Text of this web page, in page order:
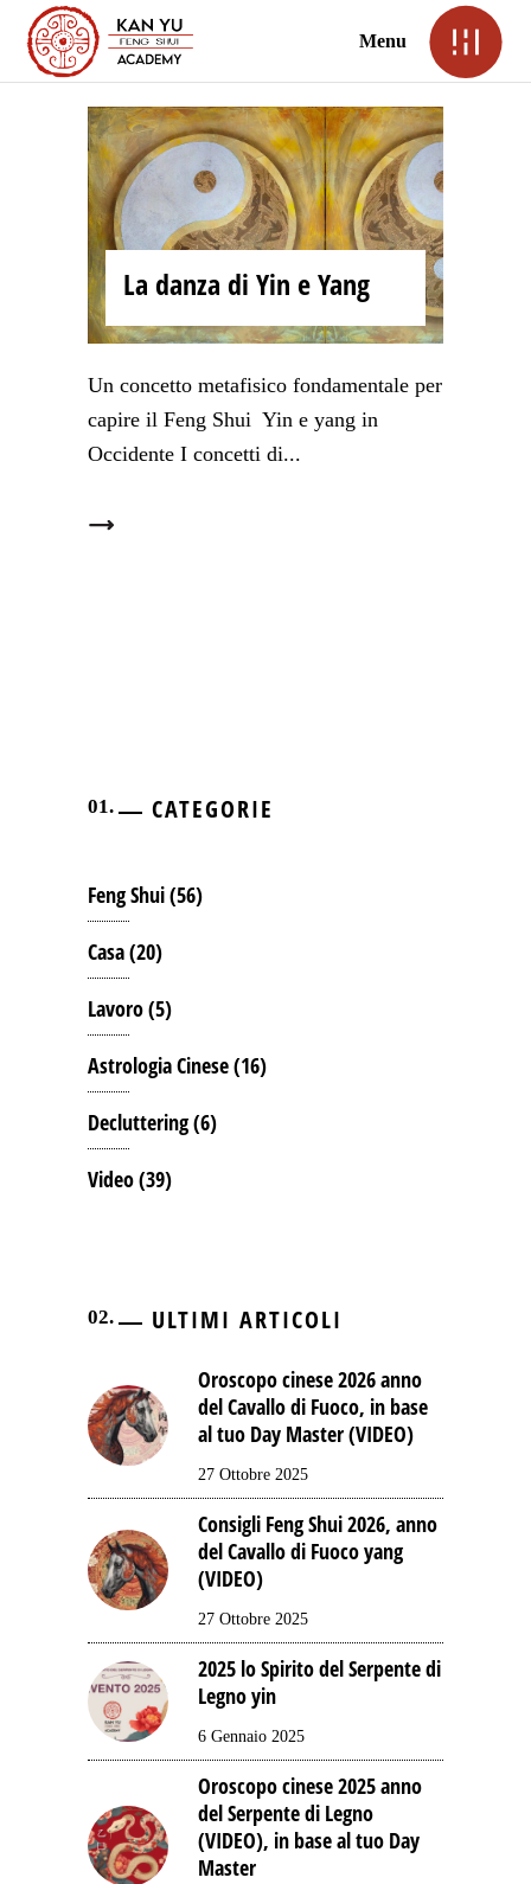
Menu
La danza di Yin e Yang
Un concetto metafisico fondamentale per
capire il Feng Shui Yin e yang in
Occidente I concetti di
CATEGORIE
Feng Shui(56)
Casa(20)
Lavoro(5)
Astrologia Cinese(16)
Decluttering(6)
Video(39)
ULTIMI ARTICOLI
Oroscopo cinese 2026 anno
del Cavallo di Fuoco, in base
al tuo Day Master (VIDEO)
27 Ottobre 2025
Consigli Feng Shui 2026, anno
del Cavallo di Fuoco yang
(VIDEO)
27 Ottobre 2025
2025 lo Spirito del Serpente di
Legno yin
6 Gennaio 2025
Oroscopo cinese 2025 anno
del Serpente di Legno
(VIDEO), in base al tuo Day
Master